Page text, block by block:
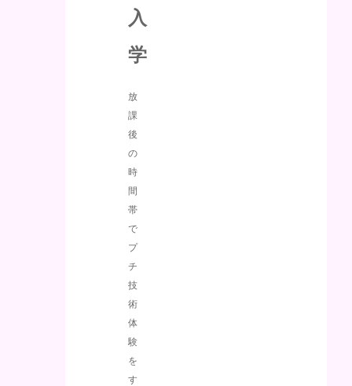
入
学
放
課
後
の
時
間
帯
で
プ
チ
技
術
体
験
を
す